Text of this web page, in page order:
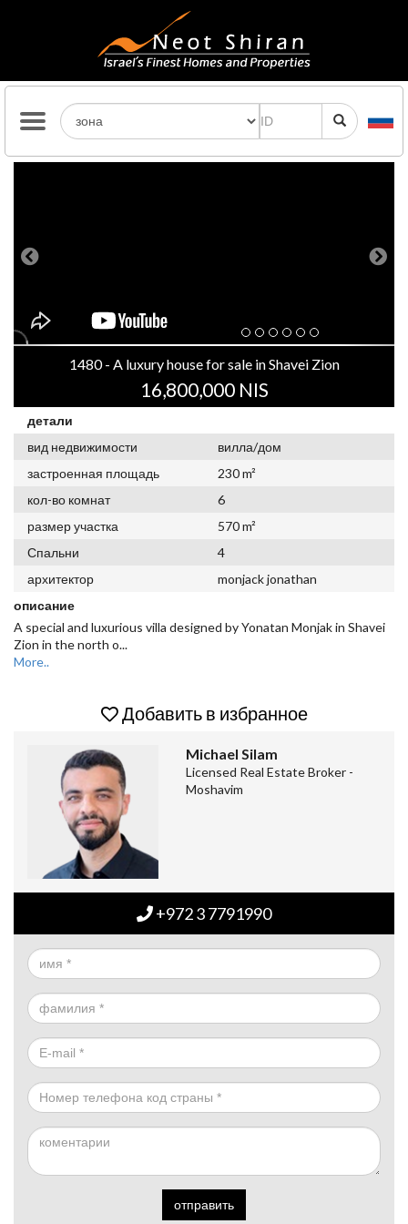
Previous Next
1480 - A luxury house for sale in Shavei Zion
16,800,000 NIS
детали
вид недвижимости
вилла/дом
застроенная площадь
230 m²
кол-во комнат
6
размер участка
570 m²
Спальни
4
архитектор
monjack jonathan
описание
A special and luxurious villa designed by Yonatan Monjak in Shavei
Zion in the north o...
More..
Добавить в избранное
Michael Silam
Licensed Real Estate Broker -
Moshavim
+972 3 7791990
отправить